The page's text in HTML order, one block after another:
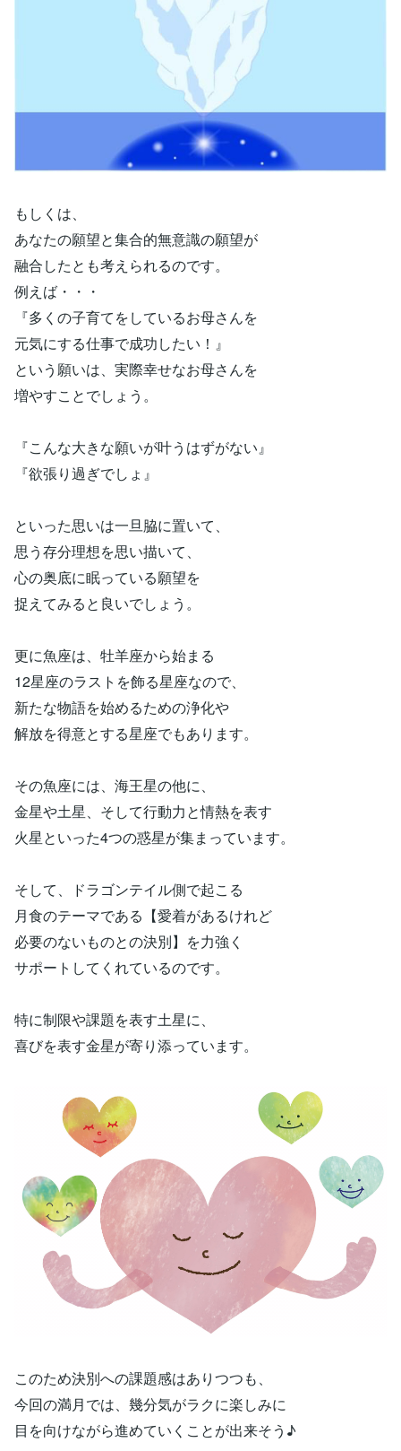
もしくは、
あなたの願望と集合的無意識の願望が
融合したとも考えられるのです。
例えば・・・
『多くの子育てをしているお母さんを
元気にする仕事で成功したい！』
という願いは、実際幸せなお母さんを
増やすことでしょう。
『こんな大きな願いが叶うはずがない』
『欲張り過ぎでしょ』
といった思いは一旦脇に置いて、
思う存分理想を思い描いて、
心の奥底に眠っている願望を
捉えてみると良いでしょう。
更に魚座は、牡羊座から始まる
12星座のラストを飾る星座なので、
新たな物語を始めるための浄化や
解放を得意とする星座でもあります。
その魚座には、海王星の他に、
金星や土星、そして行動力と情熱を表す
火星といった4つの惑星が集まっています。
そして、ドラゴンテイル側で起こる
月食のテーマである【愛着があるけれど
必要のないものとの決別】を力強く
サポートしてくれているのです。
特に制限や課題を表す土星に、
喜びを表す金星が寄り添っています。
このため決別への課題感はありつつも、
今回の満月では、幾分気がラクに楽しみに
目を向けながら進めていくことが出来そう♪